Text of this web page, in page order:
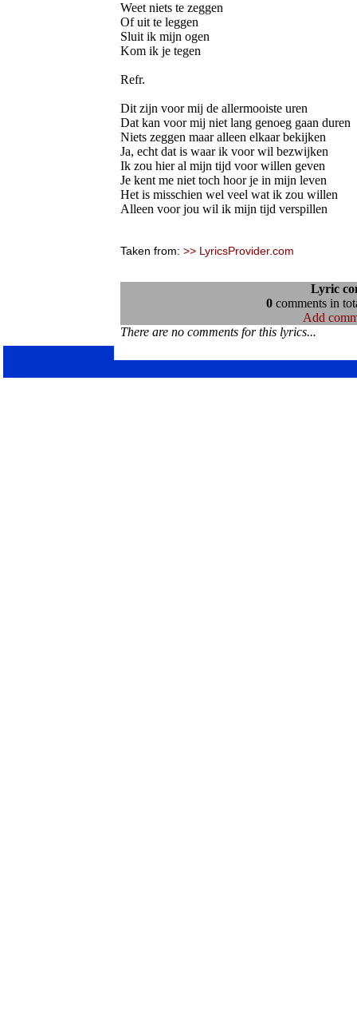
Weet niets te zeggen
Of uit te leggen
Sluit ik mijn ogen
Kom ik je tegen
Refr.
Dit zijn voor mij de allermooiste uren
Dat kan voor mij niet lang genoeg gaan duren
Niets zeggen maar alleen elkaar bekijken
Ja, echt dat is waar ik voor wil bezwijken
Ik zou hier al mijn tijd voor willen geven
Je kent me niet toch hoor je in mijn leven
Het is misschien wel veel wat ik zou willen
Alleen voor jou wil ik mijn tijd verspillen
Taken from: >> LyricsProvider.com
Lyric
0comments in
Add
There are no comments for this lyrics...